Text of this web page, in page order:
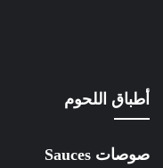
أطباق اللحوم
صوصات Sauces